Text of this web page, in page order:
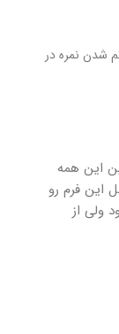
شدن نمره در
این همه
این فرم رو
ولی از